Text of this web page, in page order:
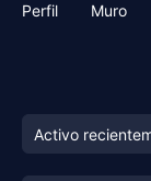
Perfil Muro
Mostrar: